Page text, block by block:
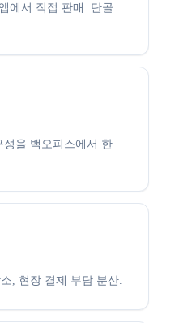
에서 직접 판매. 단골
을 백오피스에서 한
, 현장 결제 부담 분산.